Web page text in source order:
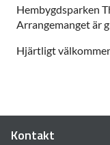
Hembygdsparken
Arrangemanget är
Hjärtligt
Kontakt